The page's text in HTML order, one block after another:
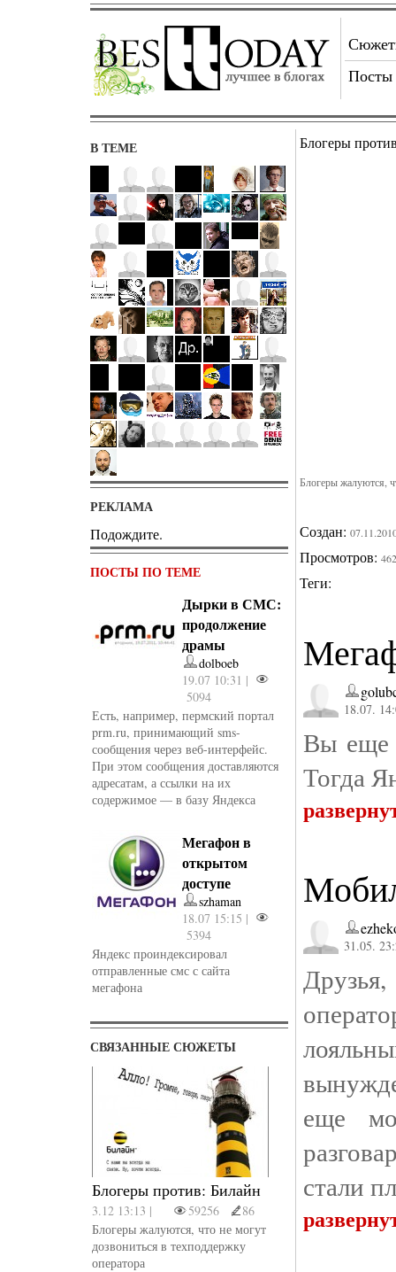
Посты
В ТЕМЕ
РЕКЛАМА
Подождите.
ПОСТЫ ПО ТЕМЕ
Дырки в СМС:
продолжение
драмы
dolboeb
19.07 10:31 |
5094
Есть, например, пермский портал
prm.ru, принимающий sms-
сообщения через веб-интерфейс.
При этом сообщения доставляются
адресатам, а ссылки на их
содержимое — в базу Яндекса
Мегафон в
открытом
доступе
szhaman
18.07 15:15 |
5394
Яндекс проиндексировал
отправленные смс с сайта
мегафона
СВЯЗАННЫЕ СЮЖЕТЫ
Блогеры против: Билайн
3.12 13:13 | 59256
86
Блогеры жалуются, что не могут
дозвониться в техподдержку
оператора
Блогеры
Блогеры жалуются,
Создан:
Просмотров:
Теги:
18.07.
Вы еще
Тогда
31.05.
еще
стали